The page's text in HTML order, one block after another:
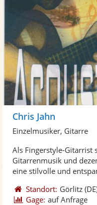
Chris Jahn
Einzelmusiker, Gitarre
Als Fingerstyle-Gitarrist
Gitarrenmusik und
eine stilvolle und
Standort: Görlitz
Gage: auf Anfrage